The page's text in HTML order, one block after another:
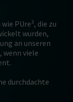
PUre³, die zu
wurden,
an unseren
viele
durchdachte